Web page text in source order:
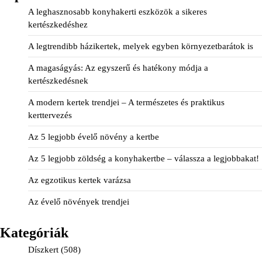
A leghasznosabb konyhakerti eszközök a sikeres
kertészkedéshez
A legtrendibb házikertek, melyek egyben környezetbarátok is
A magaságyás: Az egyszerű és hatékony módja a
kertészkedésnek
A modern kertek trendjei – A természetes és praktikus
kerttervezés
Az 5 legjobb évelő növény a kertbe
Az 5 legjobb zöldség a konyhakertbe – válassza a legjobbakat!
Az egzotikus kertek varázsa
Az évelő növények trendjei
Kategóriák
Díszkert (508)